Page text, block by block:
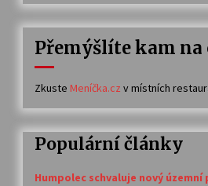
Přemýšlíte kam na
Zkuste Meníčka.cz v místních
Populární články
Humpolec schvaluje nový územní